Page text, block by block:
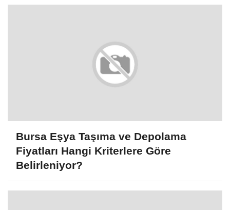
Bursa Eşya Taşıma ve Depolama
Fiyatları Hangi Kriterlere Göre
Belirleniyor?